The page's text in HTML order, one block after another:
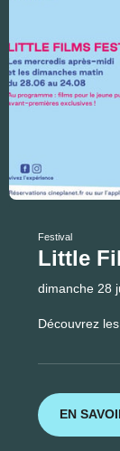
Festival
Little
dimanche 28
Découvrez
EN